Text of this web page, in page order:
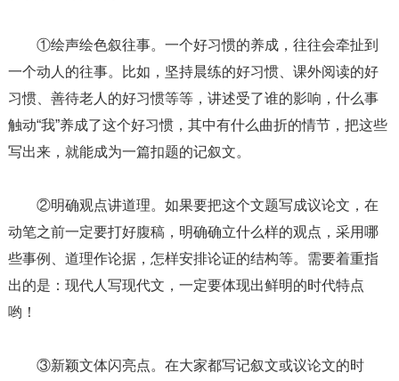
①绘声绘色叙往事。一个好习惯的养成，往往会牵扯到
一个动人的往事。比如，坚持晨练的好习惯、课外阅读的好
习惯、善待老人的好习惯等等，讲述受了谁的影响，什么事
触动“我”养成了这个好习惯，其中有什么曲折的情节，把这些
写出来，就能成为一篇扣题的记叙文。
②明确观点讲道理。如果要把这个文题写成议论文，在
动笔之前一定要打好腹稿，明确确立什么样的观点，采用哪
些事例、道理作论据，怎样安排论证的结构等。需要着重指
出的是：现代人写现代文，一定要体现出鲜明的时代特点
哟！
③新颖文体闪亮点。在大家都写记叙文或议论文的时